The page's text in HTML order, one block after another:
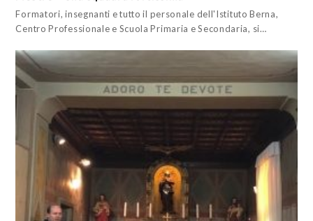
Formatori, insegnanti e tutto il personale dell'Istituto Berna,
Centro Professionale e Scuola Primaria e Secondaria, si…